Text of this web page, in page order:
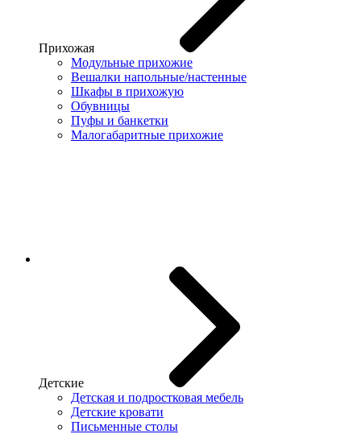
Прихожая
Модульные прихожие
Вешалки напольные/настенные
Шкафы в прихожую
Обувницы
Пуфы и банкетки
Малогабаритные прихожие
Детские
Детская и подростковая мебель
Детские кровати
Письменные столы